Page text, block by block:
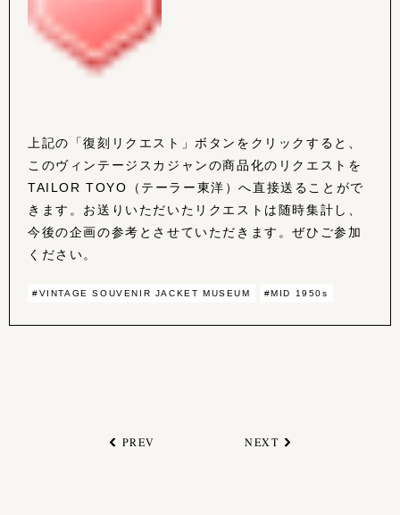
上記の「復刻リクエスト」ボタンをクリックすると、
このヴィンテージスカジャンの商品化のリクエストを
TAILOR TOYO（テーラー東洋）へ直接送ることがで
きます。お送りいただいたリクエストは随時集計し、
今後の企画の参考とさせていただきます。ぜひご参加
ください。
#VINTAGE SOUVENIR JACKET MUSEUM #MID 1950s
PREV NEXT